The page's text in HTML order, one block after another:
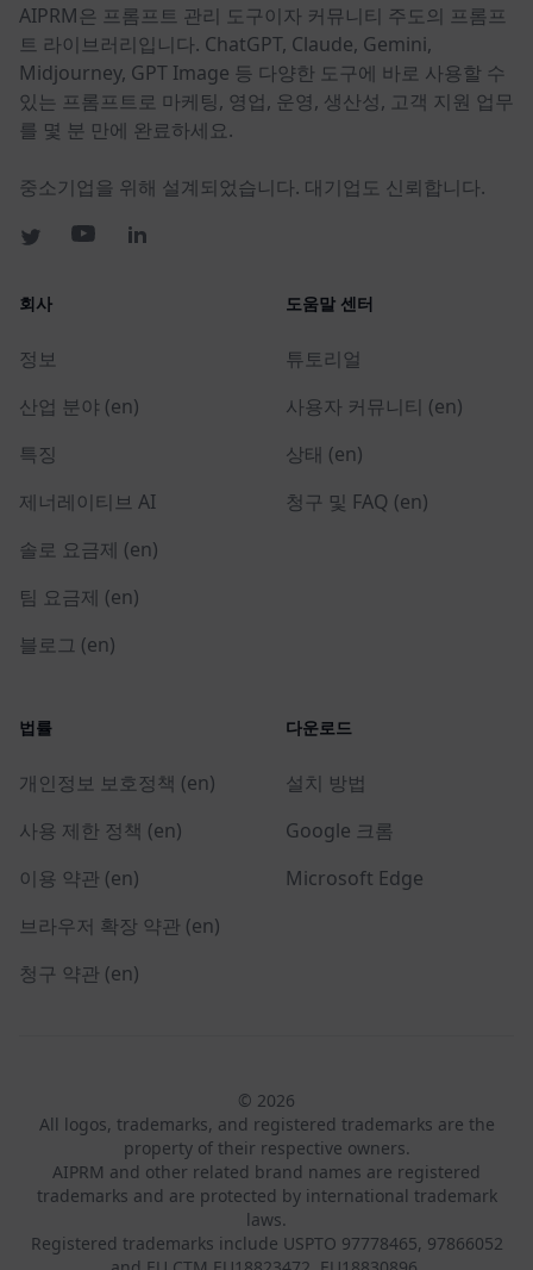
AIPRM은 프롬프트 관리 도구이자 커뮤니티 주도의 프롬프
트 라이브러리입니다. ChatGPT, Claude, Gemini,
Midjourney, GPT Image 등 다양한 도구에 바로 사용할 수
있는 프롬프트로 마케팅, 영업, 운영, 생산성, 고객 지원 업무
를 몇 분 만에 완료하세요.
중소기업을 위해 설계되었습니다. 대기업도 신뢰합니다.
회사
정보
산업 분야 (en)
특징
제너레이티브 AI
솔로 요금제 (en)
팀 요금제 (en)
블로그 (en)
도움말 센터
튜토리얼
사용자 커뮤니티 (en)
상태 (en)
청구 및 FAQ (en)
법률
개인정보 보호정책 (en)
사용 제한 정책 (en)
이용 약관 (en)
브라우저 확장 약관 (en)
청구 약관 (en)
다운로드
설치 방법
Google 크롬
Microsoft Edge
© 2026
All logos, trademarks, and registered trademarks are the
property of their respective owners.
AIPRM and other related brand names are registered
trademarks and are protected by international trademark
laws.
Registered trademarks include USPTO 97778465, 97866052